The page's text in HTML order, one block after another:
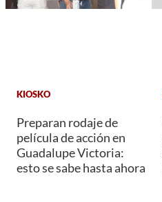
KIOSKO
Preparan rodaje de
película de acción en
Guadalupe Victoria:
esto se sabe hasta ahora